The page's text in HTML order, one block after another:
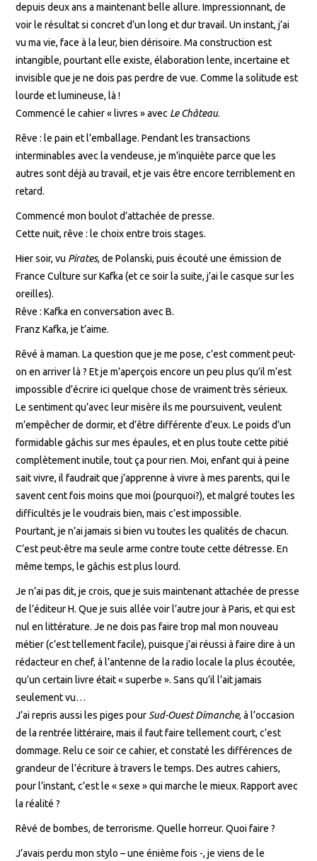
depuis deux ans a maintenant belle allure. Impressionnant, de
voir le résultat si concret d’un long et dur travail. Un instant, j’ai
vu ma vie, face à la leur, bien dérisoire. Ma construction est
intangible, pourtant elle existe, élaboration lente, incertaine et
invisible que je ne dois pas perdre de vue. Comme la solitude est
lourde et lumineuse, là !
Commencé le cahier « livres » avec Le Château.
Rêve : le pain et l’emballage. Pendant les transactions
interminables avec la vendeuse, je m’inquiète parce que les
autres sont déjà au travail, et je vais être encore terriblement en
retard.
Commencé mon boulot d’attachée de presse.
Cette nuit, rêve : le choix entre trois stages.
Hier soir, vu Pirates, de Polanski, puis écouté une émission de
France Culture sur Kafka (et ce soir la suite, j’ai le casque sur les
oreilles).
Rêve : Kafka en conversation avec B.
Franz Kafka, je t’aime.
Rêvé à maman. La question que je me pose, c’est comment peut-
on en arriver là ? Et je m’aperçois encore un peu plus qu’il m’est
impossible d’écrire ici quelque chose de vraiment très sérieux.
Le sentiment qu’avec leur misère ils me poursuivent, veulent
m’empêcher de dormir, et d’être différente d’eux. Le poids d’un
formidable gâchis sur mes épaules, et en plus toute cette pitié
complètement inutile, tout ça pour rien. Moi, enfant qui à peine
sait vivre, il faudrait que j’apprenne à vivre à mes parents, qui le
savent cent fois moins que moi (pourquoi?), et malgré toutes les
difficultés je le voudrais bien, mais c’est impossible.
Pourtant, je n’ai jamais si bien vu toutes les qualités de chacun.
C’est peut-être ma seule arme contre toute cette détresse. En
même temps, le gâchis est plus lourd.
Je n’ai pas dit, je crois, que je suis maintenant attachée de presse
de l’éditeur H. Que je suis allée voir l’autre jour à Paris, et qui est
nul en littérature. Je ne dois pas faire trop mal mon nouveau
métier (c’est tellement facile), puisque j’ai réussi à faire dire à un
rédacteur en chef, à l’antenne de la radio locale la plus écoutée,
qu’un certain livre était « superbe ». Sans qu’il l’ait jamais
seulement vu…
J’ai repris aussi les piges pour Sud-Ouest Dimanche, à l’occasion
de la rentrée littéraire, mais il faut faire tellement court, c’est
dommage. Relu ce soir ce cahier, et constaté les différences de
grandeur de l’écriture à travers le temps. Des autres cahiers,
pour l’instant, c’est le « sexe » qui marche le mieux. Rapport avec
la réalité ?
Rêvé de bombes, de terrorisme. Quelle horreur. Quoi faire ?
J’avais perdu mon stylo – une énième fois -, je viens de le